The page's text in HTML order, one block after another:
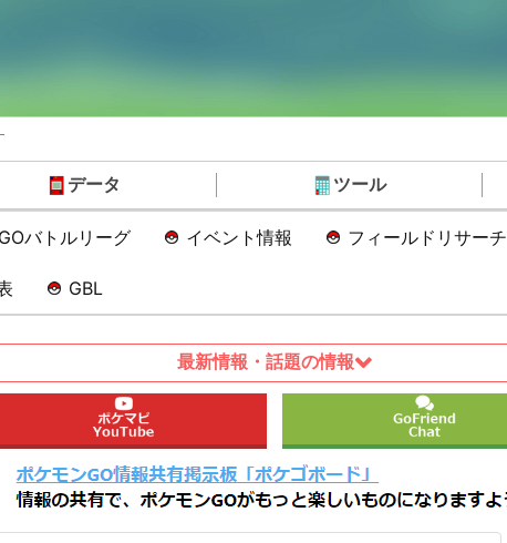
データ ツール
GOバトルリーグ イベント情報 フィールドリサーチ
GBL
最新情報・話題の情報